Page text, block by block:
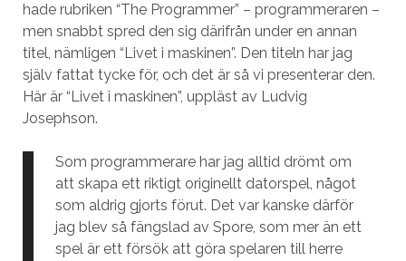
hade rubriken “The Programmer” – programmeraren –
men snabbt spred den sig därifrån under en annan
titel, nämligen “Livet i maskinen”. Den titeln har jag
själv fattat tycke för, och det är så vi presenterar den.
Här är “Livet i maskinen”, uppläst av Ludvig
Josephson.
Som programmerare har jag alltid drömt om
att skapa ett riktigt originellt datorspel, något
som aldrig gjorts förut. Det var kanske därför
jag blev så fängslad av Spore, som mer än ett
spel är ett försök att göra spelaren till herre